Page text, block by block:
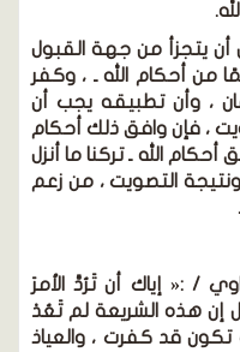
أن يتجزأ من جهة القبول
من أحكام الله ـ ، وكفر
، وأن تطبيقه يجب أن
، فإن وافق ذلك أحكام
الله ـ تركنا ما أنزل
ونتيجة التصويت ، من زعم
/ :« إياك أن تَرُدَّ الأمرَ
إن هذه الشريعة لم تَعُدْ
تكون قد كفرت ، والعياذ